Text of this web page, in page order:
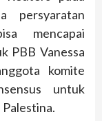
persyaratan
mencapai
PBB Vanessa
komite
untuk